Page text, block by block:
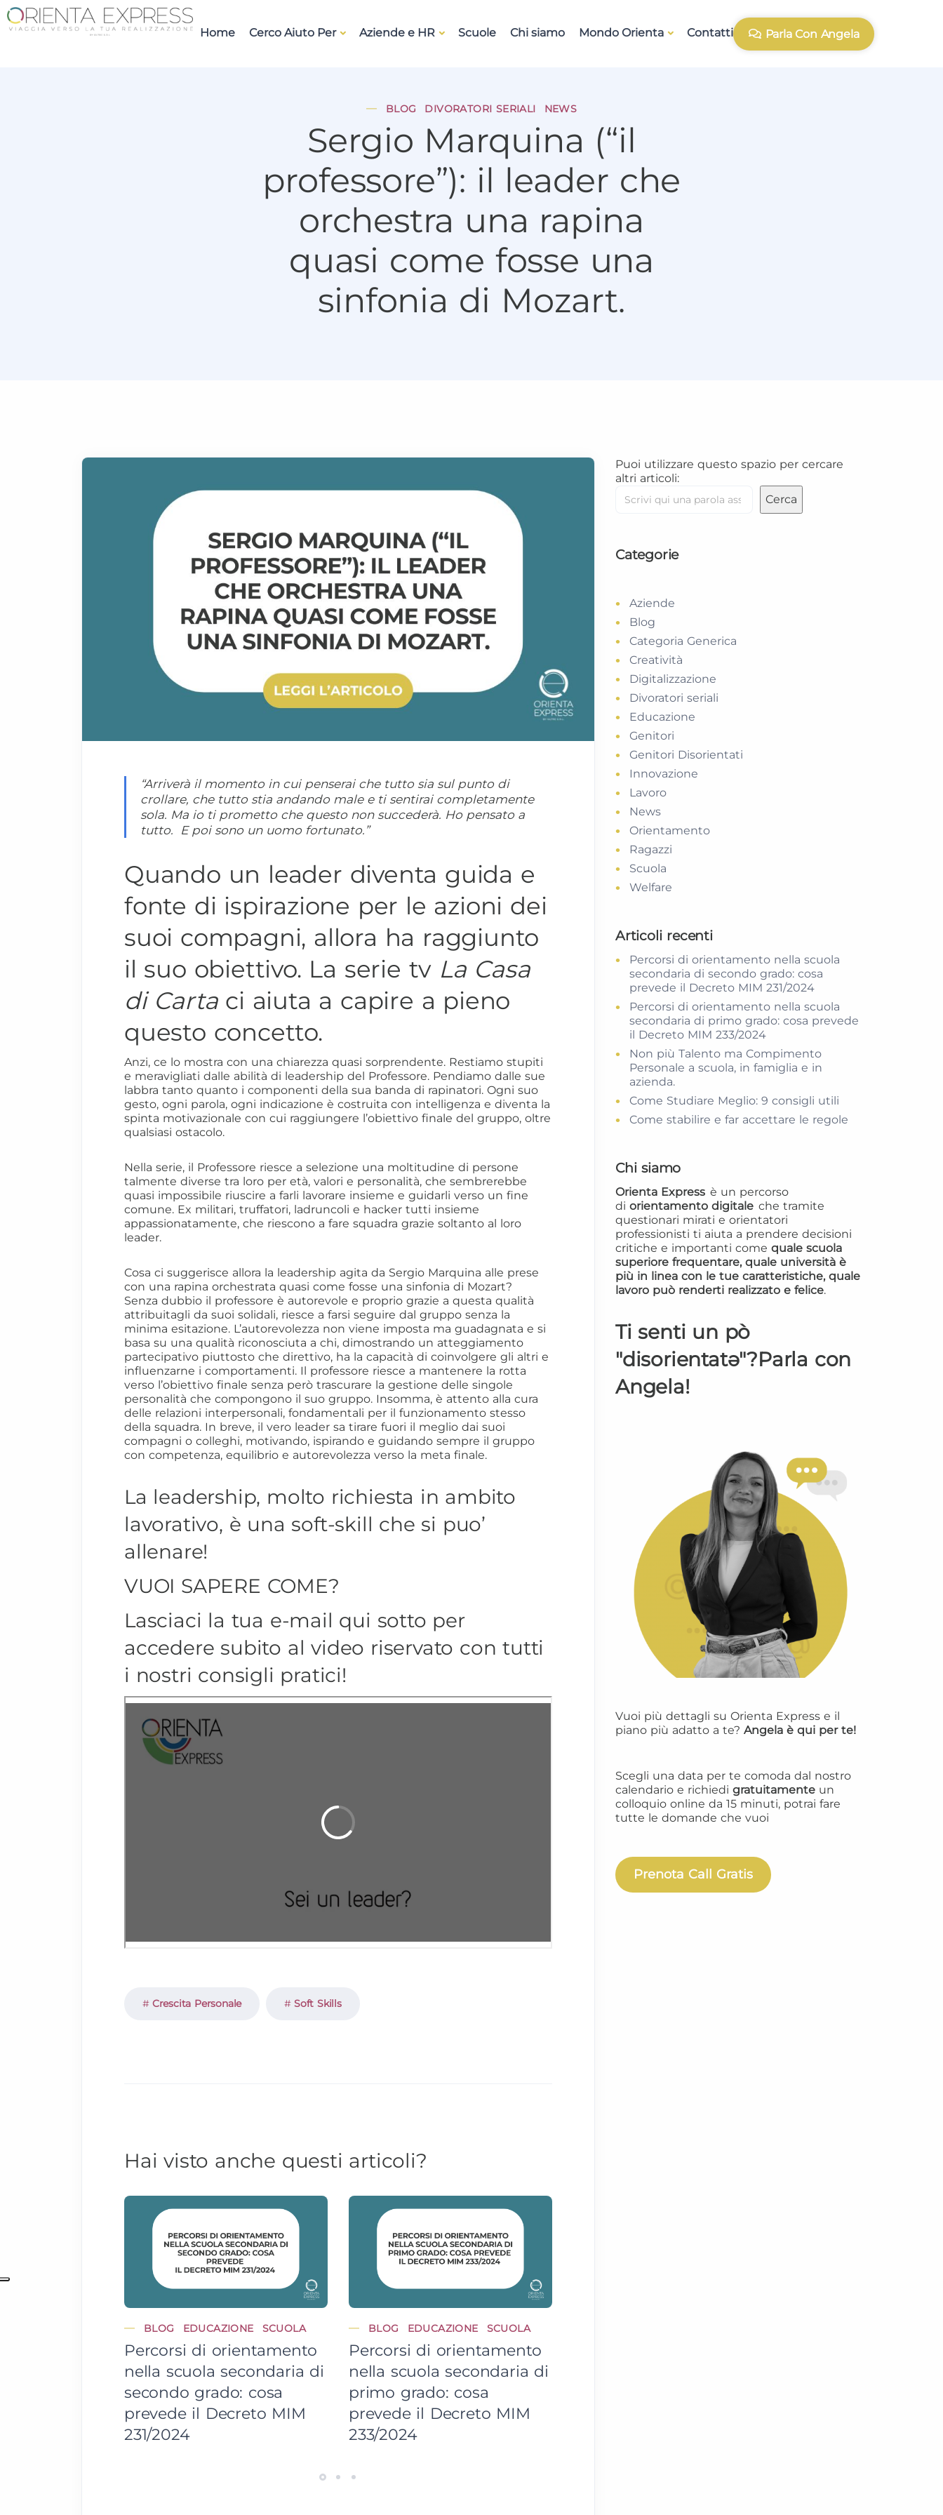
Home Cerco Aiuto Per Aziende e HR Scuole Chi siamo Mondo Orienta Contatti Parla Con Angela
BLOG DIVORATORI SERIALI NEWS
Sergio Marquina (“il
professore”): il leader che
orchestra una rapina
quasi come fosse una
sinfonia di Mozart.
“Arriverà il momento in cui penserai che tutto sia sul punto di
crollare, che tutto stia andando male e ti sentirai completamente
sola. Ma io ti prometto che questo non succederà. Ho pensato a
tutto. E poi sono un uomo fortunato.”
Quando un leader diventa guida e
fonte di ispirazione per le azioni dei
suoi compagni, allora ha raggiunto
il suo obiettivo. La serie tv La Casa
di Cartaci aiuta a capire a pieno
questo concetto.
Anzi, ce lo mostra con una chiarezza quasi sorprendente. Restiamo stupiti
e meravigliati dalle abilità di leadership del Professore. Pendiamo dalle sue
labbra tanto quanto i componenti della sua banda di rapinatori. Ogni suo
gesto, ogni parola, ogni indicazione è costruita con intelligenza e diventa la
spinta motivazionale con cui raggiungere l’obiettivo finale del gruppo, oltre
qualsiasi ostacolo.
Nella serie, il Professore riesce a selezione una moltitudine di persone
talmente diverse tra loro per età, valori e personalità, che sembrerebbe
quasi impossibile riuscire a farli lavorare insieme e guidarli verso un fine
comune. Ex militari, truffatori, ladruncoli e hacker tutti insieme
appassionatamente, che riescono a fare squadra grazie soltanto al loro
leader.
Cosa ci suggerisce allora la leadership agita da Sergio Marquina alle prese
con una rapina orchestrata quasi come fosse una sinfonia di Mozart?
Senza dubbio il professore è autorevole e proprio grazie a questa qualità
attribuitagli da suoi solidali, riesce a farsi seguire dal gruppo senza la
minima esitazione. L’autorevolezza non viene imposta ma guadagnata e si
basa su una qualità riconosciuta a chi, dimostrando un atteggiamento
partecipativo piuttosto che direttivo, ha la capacità di coinvolgere gli altri e
influenzarne i comportamenti. Il professore riesce a mantenere la rotta
verso l’obiettivo finale senza però trascurare la gestione delle singole
personalità che compongono il suo gruppo. Insomma, è attento alla cura
delle relazioni interpersonali, fondamentali per il funzionamento stesso
della squadra. In breve, il vero leader sa tirare fuori il meglio dai suoi
compagni o colleghi, motivando, ispirando e guidando sempre il gruppo
con competenza, equilibrio e autorevolezza verso la meta finale.
La leadership, molto richiesta in ambito
lavorativo, è una soft-skill che si puo’
allenare!
VUOI SAPERE COME?
Lasciaci la tua e-mail qui sotto per
accedere subito al video riservato con tutti
i nostri consigli pratici!
Crescita Personale Soft Skills
Hai visto anche questi articoli?
BLOG EDUCAZIONE SCUOLA
Percorsi di orientamento
nella scuola secondaria di
secondo grado: cosa
prevede il Decreto MIM
231/2024
BLOG EDUCAZIONE SCUOLA
Percorsi di orientamento
nella scuola secondaria di
primo grado: cosa
prevede il Decreto MIM
233/2024
Puoi utilizzare questo spazio per cercare
altri articoli:
Cerca
Categorie
Aziende
Blog
Categoria Generica
Creatività
Digitalizzazione
Divoratori seriali
Educazione
Genitori
Genitori Disorientati
Innovazione
Lavoro
News
Orientamento
Ragazzi
Scuola
Welfare
Articoli recenti
Percorsi di orientamento nella scuola
secondaria di secondo grado: cosa
prevede il Decreto MIM 231/2024
Percorsi di orientamento nella scuola
secondaria di primo grado: cosa prevede
il Decreto MIM 233/2024
Non più Talento ma Compimento
Personale a scuola, in famiglia e in
azienda.
Come Studiare Meglio: 9 consigli utili
Come stabilire e far accettare le regole
Chi siamo
Orienta Express è un percorso
di orientamento digitale che tramite
questionari mirati e orientatori
professionisti ti aiuta a prendere decisioni
critiche e importanti come quale scuola
superiore frequentare, quale università è
più in linea con le tue caratteristiche, quale
lavoro può renderti realizzato e felice.
Ti senti un pò
"disorientatə"?Parla con
Angela!
Vuoi più dettagli su Orienta Express e il
piano più adatto a te? Angela è qui per te!
Scegli una data per te comoda dal nostro
calendario e richiedi gratuitamente un
colloquio online da 15 minuti, potrai fare
tutte le domande che vuoi
Prenota Call Gratis